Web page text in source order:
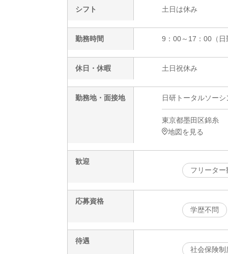
シフト 土日は休み
勤務時間 9：00～17：00（日
休日・休暇 土日祝休み
勤務地・面接地 日研トータルソー
東京都墨田区錦糸
地図を見る
歓迎
フリーター
応募資格
学歴不問
待遇
社会保険制